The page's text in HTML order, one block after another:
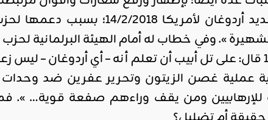
المثال لا الحصر: تهديد
». وفي خطاب له أمام الهيئة البرلمانية
قطاع غزة 10/1/2009 قال: على تل أبيب أن تعلم أنه – أي
عند بداية عملية غصن الزيتون وتحرير عفرين ضد
للإرهابيين ومن يقف وراءهم صفعة قوية… ». فما